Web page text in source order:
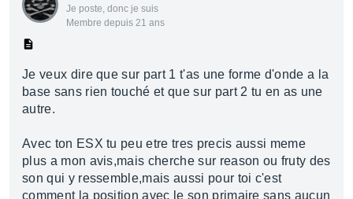
Je poste, donc je suis
Membre depuis 21 ans
Je veux dire que sur part 1 t'as une forme d'onde a la
base sans rien touché et que sur part 2 tu en as une
autre.
Avec ton ESX tu peu etre tres precis aussi meme
plus a mon avis,mais cherche sur reason ou fruty des
son qui y ressemble,mais aussi pour toi c'est
comment la position avec le son primaire sans aucun